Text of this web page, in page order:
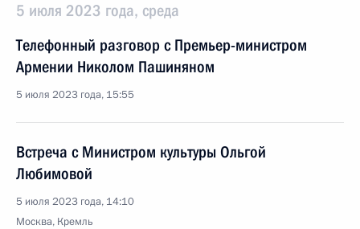
5 июля 2023 года, среда
Телефонный разговор с Премьер-министром
Армении Николом Пашиняном
5 июля 2023 года, 15:55
Встреча с Министром культуры Ольгой
Любимовой
5 июля 2023 года, 14:10
Москва, Кремль